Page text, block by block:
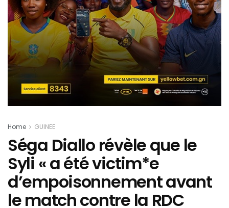
Home GUINEE
Séga Diallo révèle que le
Syli « a été victim*e
d’empoisonnement avant
le match contre la RDC